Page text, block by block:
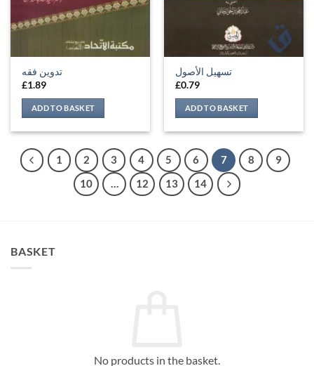
تدوين فقه
£1.89
ADD TO BASKET
تسهيل الأصول
£0.79
ADD TO BASKET
1 2 3 4 5 6 7 8
9
10
… 12 13 14
BASKET
No products in the basket.